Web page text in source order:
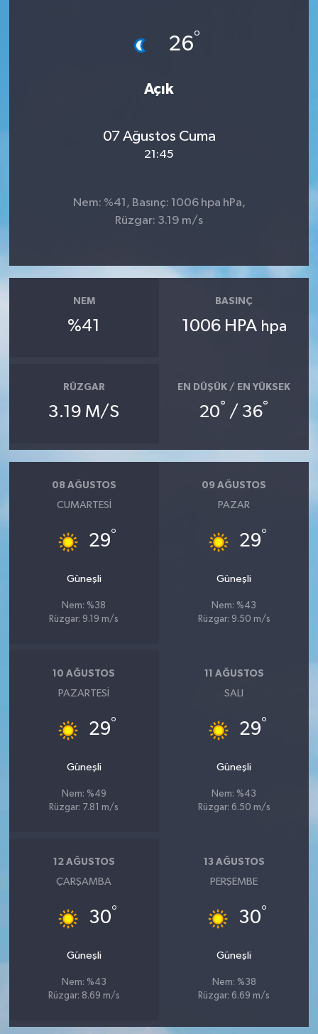
26°
Açık
07 Ağustos Cuma
21:45
Nem: %41, Basınç: 1006 hpa hPa,
Rüzgar: 3.19 m/s
NEM
%41
BASINÇ
1006 HPA hpa
RÜZGAR
3.19 M/S
EN DÜŞÜK / EN YÜKSEK
20° / 36°
08 AĞUSTOS
CUMARTESI
29°
Güneşli
Nem: %38
Rüzgar: 9.19 m/s
09 AĞUSTOS
PAZAR
29°
Güneşli
Nem: %43
Rüzgar: 9.50 m/s
10 AĞUSTOS
PAZARTESI
29°
Güneşli
Nem: %49
Rüzgar: 7.81 m/s
11 AĞUSTOS
SALI
29°
Güneşli
Nem: %43
Rüzgar: 6.50 m/s
12 AĞUSTOS
ÇARŞAMBA
30°
Güneşli
Nem: %43
Rüzgar: 8.69 m/s
13 AĞUSTOS
PERŞEMBE
30°
Güneşli
Nem: %38
Rüzgar: 6.69 m/s
Sağlık
Sosyal medya
Televizyon
Yaşam